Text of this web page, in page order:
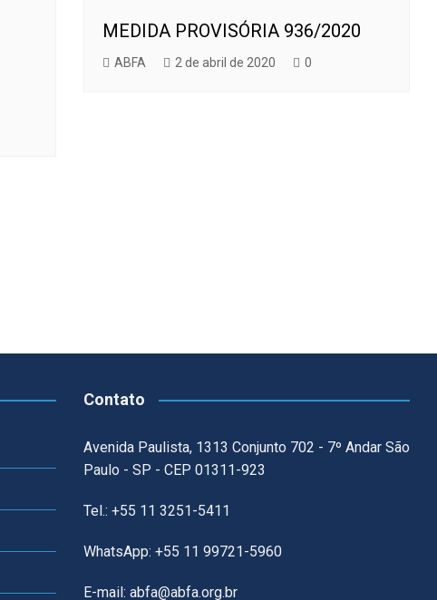
MEDIDA PROVISÓRIA 936/2020
ABFA 2 de abril de 2020 0
Contato
Avenida Paulista, 1313 Conjunto 702 - 7º Andar São
Paulo - SP - CEP 01311-923
Tel.: +55 11 3251-5411
WhatsApp: +55 11 99721-5960
E-mail: abfa@abfa.org.br